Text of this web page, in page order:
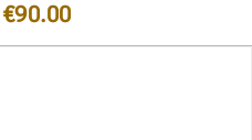
€90.00